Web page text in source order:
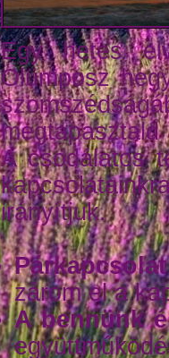
Egy hetes
Olümposz
A csodálatos
irányítjuk.
zárom el a
A bennünk